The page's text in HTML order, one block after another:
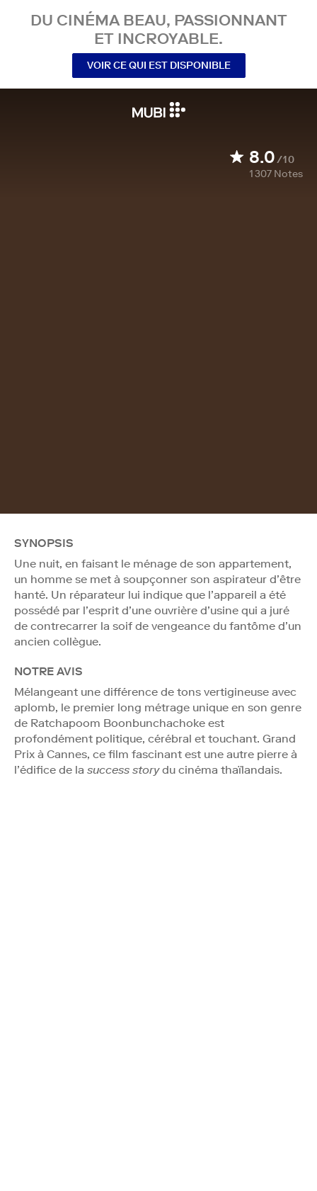
DU CINÉMA BEAU, PASSIONNANT
ET INCROYABLE.
VOIR CE QUI EST DISPONIBLE
8.0/10
1 307 Notes
SYNOPSIS
Une nuit, en faisant le ménage de son appartement,
un homme se met à soupçonner son aspirateur d’être
hanté. Un réparateur lui indique que l’appareil a été
possédé par l’esprit d’une ouvrière d’usine qui a juré
de contrecarrer la soif de vengeance du fantôme d’un
ancien collègue.
NOTRE AVIS
Mélangeant une différence de tons vertigineuse avec
aplomb, le premier long métrage unique en son genre
de Ratchapoom Boonbunchachoke est
profondément politique, cérébral et touchant. Grand
Prix à Cannes, ce film fascinant est une autre pierre à
l’édifice de la success storydu cinéma thaïlandais.